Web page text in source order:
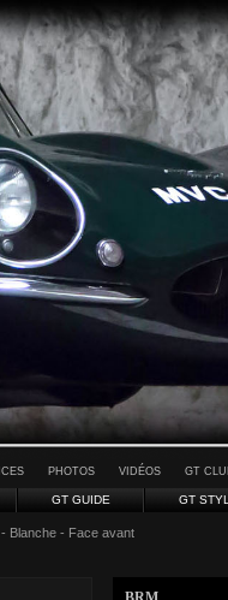
PHOTOS VIDÉOS GT
GT GUIDE GT
Blanche - Face avant